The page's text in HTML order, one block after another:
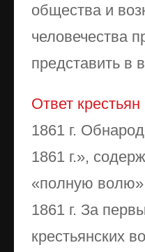
общества и
человечества
представить в
Ответ
1861 г.
1861 г.»,
«полную
1861 г. За
крестьянских